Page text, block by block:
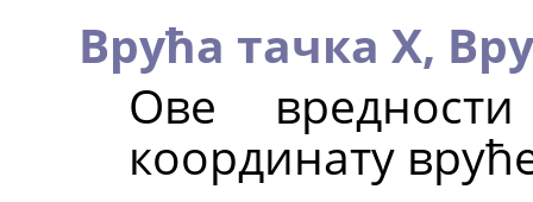
Врућа тачка X,
Ове
координату